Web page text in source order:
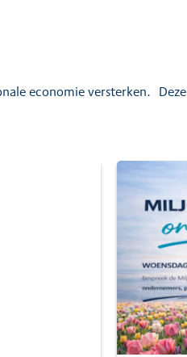
economie versterken. Deze